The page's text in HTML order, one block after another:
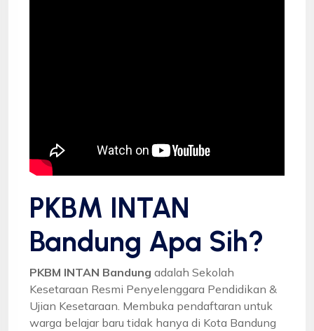
PKBM INTAN
Bandung Apa Sih?
PKBM INTAN Bandung adalah Sekolah
Kesetaraan Resmi Penyelenggara Pendidikan &
Ujian Kesetaraan. Membuka pendaftaran untuk
warga belajar baru tidak hanya di Kota Bandung